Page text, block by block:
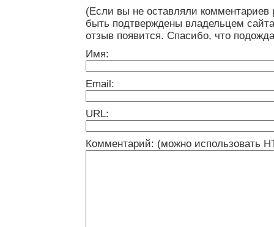
(Если вы не оставляли
быть подтверждены владельцем
отзыв появится. Спасибо, что
Имя:
Email:
URL:
Комментарий: (можно использовать